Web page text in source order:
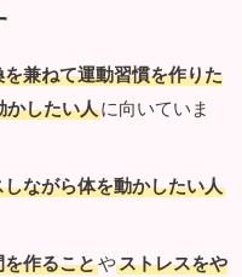
兼ねて運動習慣を作りた
かしたい人に向いていま
ながら体を動かしたい人
作ることやストレスをや